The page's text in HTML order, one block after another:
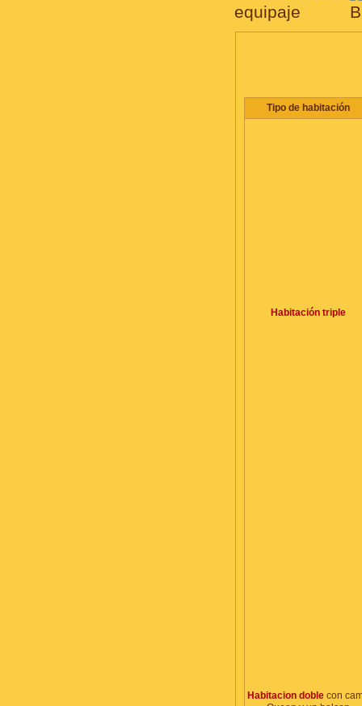
Tipo de habitación
Habitación triple
Habitacion doblecon